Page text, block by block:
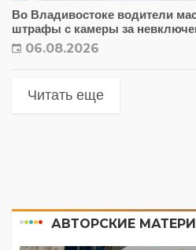
Во Владивостоке водители
штрафы с камеры за
06.08.2026
Читать еще
АВТОРСКИЕ